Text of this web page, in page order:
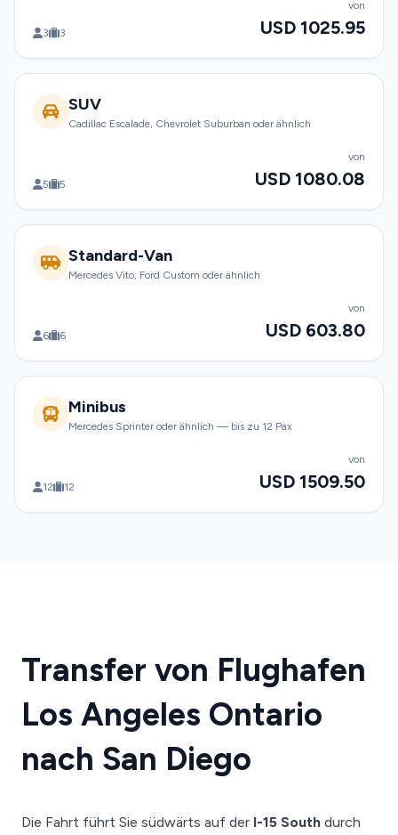
3 3
von
USD 1025.95
SUV
Cadillac Escalade, Chevrolet Suburban oder ähnlich
5 5
von
USD 1080.08
Standard-Van
Mercedes Vito, Ford Custom oder ähnlich
6 6
von
USD 603.80
Minibus
Mercedes Sprinter oder ähnlich — bis zu 12 Pax
12 12
von
USD 1509.50
Transfer von Flughafen
Los Angeles Ontario
nach San Diego
Die Fahrt führt Sie südwärts auf der I-15 South durch